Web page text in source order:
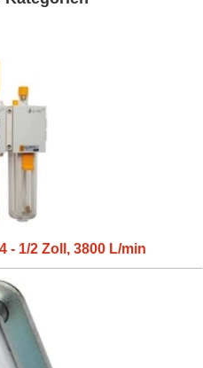
- 1/2 Zoll, 3800 L/min